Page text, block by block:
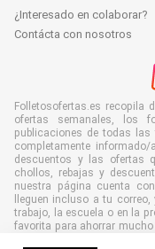
¿Interesado en colaborar?
Contácta con nosotros
Folletosofertas.es recopila
ofertas semanales, los
publicaciones de todas las
completamente
descuentos y las ofertas
chollos, rebajas y
nuestra página cuenta
lleguen incluso a tu
trabajo, la escuela o en la
favorita para ahorrar